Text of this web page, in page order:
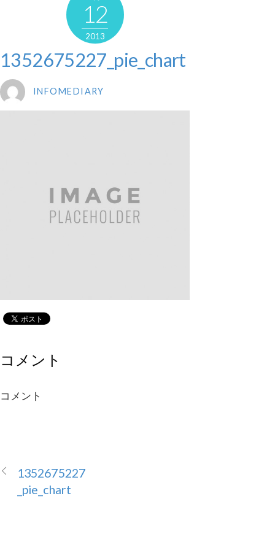
12
2013
1352675227_pie_chart
INFOMEDIARY
コメント
コメント
1352675227
_pie_chart